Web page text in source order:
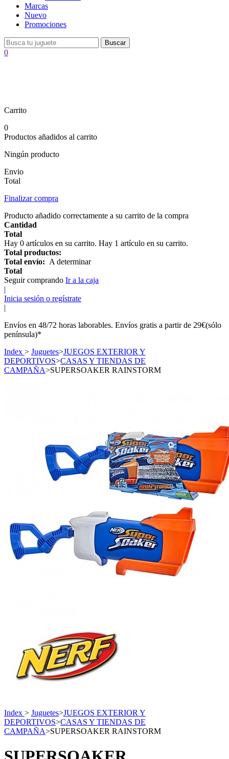
Marcas
Nuevo
Promociones
Buscar
0
Carrito
0
Productos añadidos al carrito
Ningún producto
Envio
Total
Finalizar compra
Producto añadido correctamente a su carrito de la compra
Cantidad
Total
Hay 0 artículos en su carrito. Hay 1 artículo en su carrito.
Total productos:
Total envío: A determinar
Total
Seguir comprando Ir a la caja
|
Inicia sesión o regístrate
|
Envíos en 48/72 horas laborables. Envíos gratis a partir de 29€(sólo
península)*
Index > Juguetes>JUEGOS EXTERIOR Y
DEPORTIVOS>CASAS Y TIENDAS DE
CAMPAÑA>SUPERSOAKER RAINSTORM
Index > Juguetes>JUEGOS EXTERIOR Y
DEPORTIVOS>CASAS Y TIENDAS DE
CAMPAÑA>SUPERSOAKER RAINSTORM